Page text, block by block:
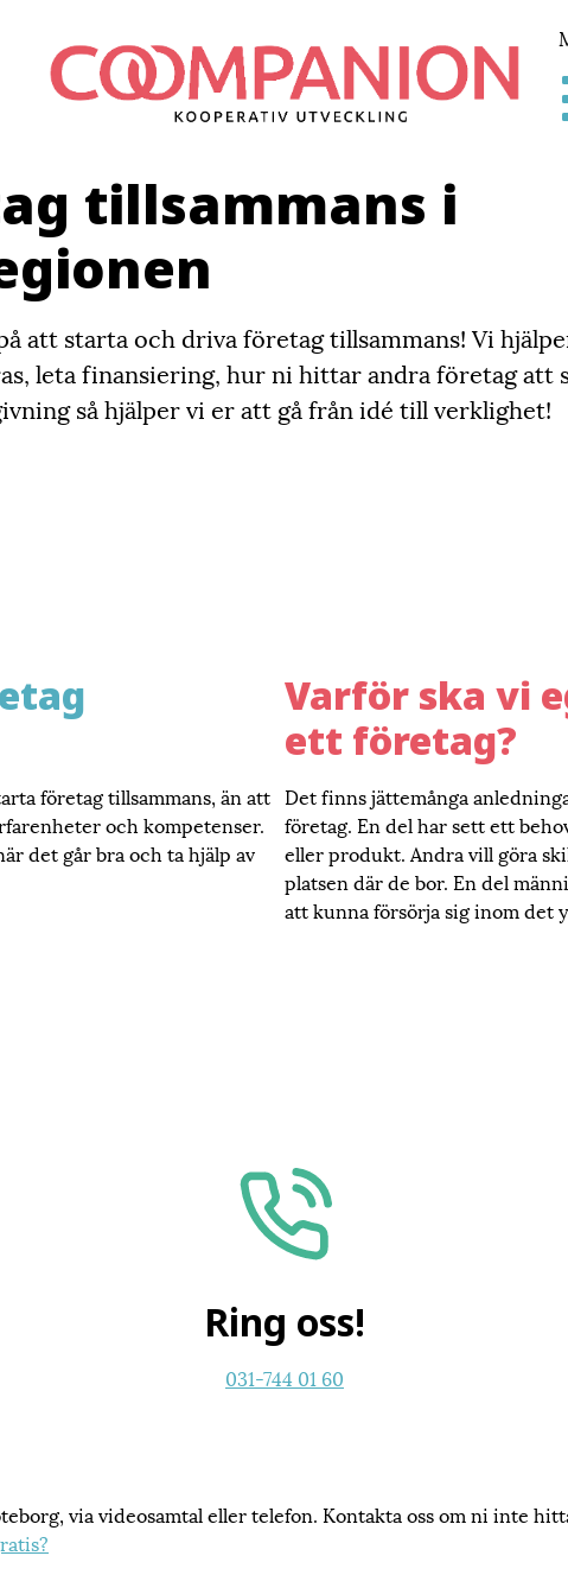
tillsammans i
att starta och driva företag tillsammans! Vi
leta finansiering, hur ni hittar andra företag att
så hjälper vi er att gå från idé till verklighet!
företag tillsammans, än att
och kompetenser.
det går bra och ta hjälp av
Varför ska vi
ett företag?
Det finns jättemånga
företag. En del har sett ett
eller produkt. Andra vill göra
platsen där de bor. En del
att kunna försörja sig inom det
Ring oss!
031-744 01 60
via videosamtal eller telefon. Kontakta oss om ni inte